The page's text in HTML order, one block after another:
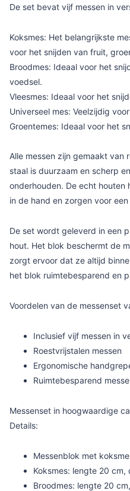
De set bevat vijf messen in
Koksmes: Het belangrijkste
voor het snijden van fruit,
Broodmes: Ideaal voor het
voedsel.
Vleesmes: Ideaal voor het
Universeel mes: Veelzijdig
Groentemes: Ideaal voor het
Alle messen zijn gemaakt van
staal is duurzaam en scherp
onderhouden. De echt
in de hand en zorgen voor
De set wordt geleverd in een
hout. Het blok beschermt de
zorgt ervoor dat ze altijd
het blok ruimtebesparend en
Voordelen van de messenset
Inclusief vijf messen in
Roestvrijstalen messen
Ergonomische
Ruimtebesparend
Messenset in hoogwaardige
Details:
Messenblok met
Koksmes: lengte 20 cm,
Broodmes: lengte 20